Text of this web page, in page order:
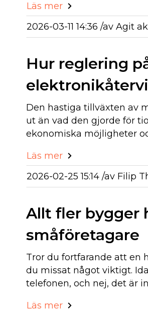
2026-03-11 14:36 /av Agit
Läs mer
Hur reglering
Den hastiga tillväxten av
ut än vad den gjorde för
ekonomiska möjligheter
2026-02-25 15:14 /av Filip
Läs mer
Allt fler bygger
småföretagare
Tror du fortfarande att en
du missat något viktigt.
telefonen, och nej, det är
Läs mer